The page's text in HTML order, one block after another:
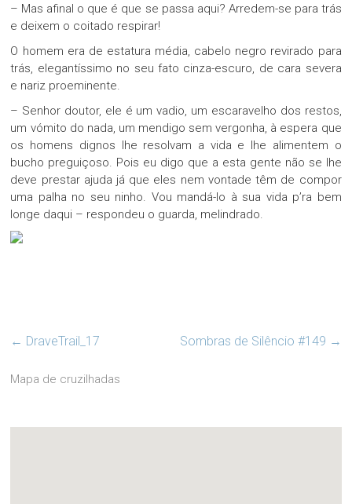
– Mas afinal o que é que se passa aqui? Arredem-se para trás
e deixem o coitado respirar!
O homem era de estatura média, cabelo negro revirado para
trás, elegantíssimo no seu fato cinza-escuro, de cara severa
e nariz proeminente.
– Senhor doutor, ele é um vadio, um escaravelho dos restos,
um vómito do nada, um mendigo sem vergonha, à espera que
os homens dignos lhe resolvam a vida e lhe alimentem o
bucho preguiçoso. Pois eu digo que a esta gente não se lhe
deve prestar ajuda já que eles nem vontade têm de compor
uma palha no seu ninho. Vou mandá-lo à sua vida p’ra bem
longe daqui – respondeu o guarda, melindrado.
← DraveTrail_17 Sombras de Silêncio #149 →
Mapa de cruzilhadas